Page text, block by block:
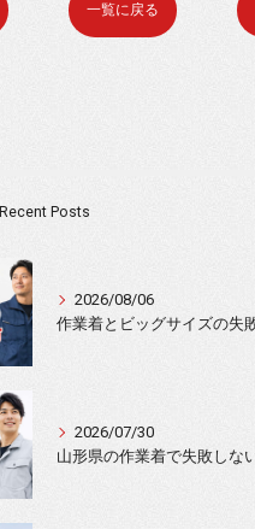
一覧に戻る
Recent Posts
2026/08/06
2026/07/30